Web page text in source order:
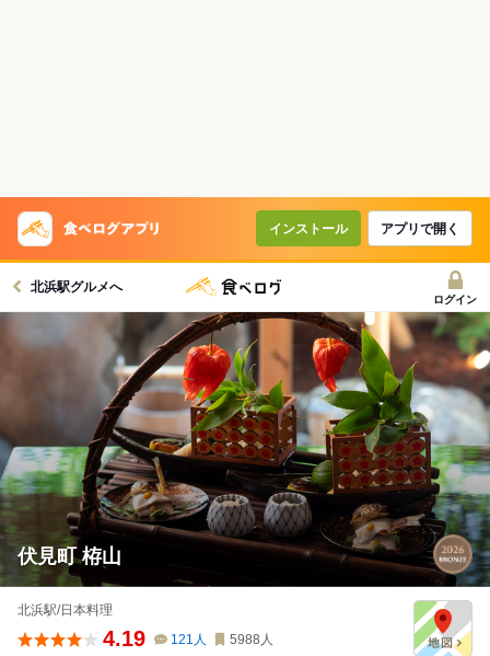
インストール アプリで開く
北浜駅グルメへ
ログイン
伏見町 栫山
北浜駅/日本料理
4.19 121 人 5988 人